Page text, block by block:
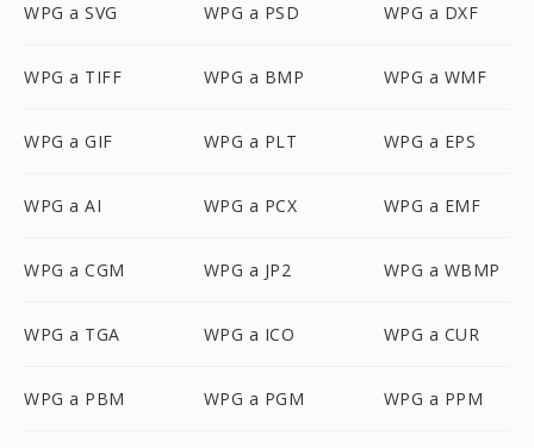
WPG a SVG WPG a PSD WPG a DXF
WPG a TIFF WPG a BMP WPG a WMF
WPG a GIF WPG a PLT WPG a EPS
WPG a AI WPG a PCX WPG a EMF
WPG a CGM WPG a JP2 WPG a WBMP
WPG a TGA WPG a ICO WPG a CUR
WPG a PBM WPG a PGM WPG a PPM